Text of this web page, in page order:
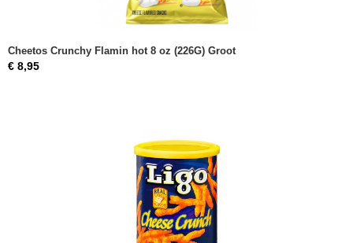
Cheetos Crunchy Flamin hot 8 oz (226G) Groot
€ 8,95